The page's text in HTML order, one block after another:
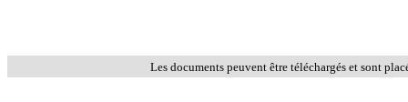
Les documents peuvent être téléchargés et sont